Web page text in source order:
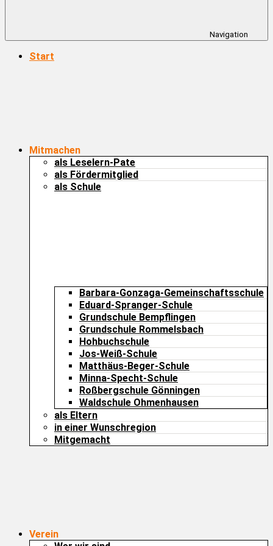
Navigation
Start
Mitmachen
als Leselern-Pate
als Fördermitglied
als Schule
Barbara-Gonzaga-Gemeinschaftsschule
Eduard-Spranger-Schule
Grundschule Bempflingen
Grundschule Rommelsbach
Hohbuchschule
Jos-Weiß-Schule
Matthäus-Beger-Schule
Minna-Specht-Schule
Roßbergschule Gönningen
Waldschule Ohmenhausen
als Eltern
in einer Wunschregion
Mitgemacht
Verein